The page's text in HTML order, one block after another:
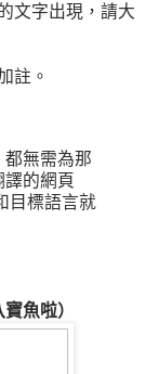
文字出現，請大
註。
無需為那
的網頁
目標語言就
魚啦）